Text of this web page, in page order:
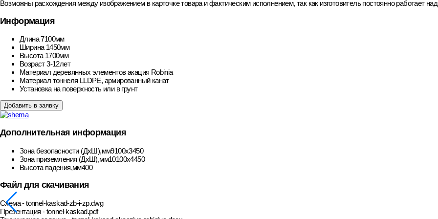
Возможны расхождения между изображением в карточке товара и фактическим исполнением, так как изготовитель постоянно работает
Информация
Длина 7100мм
Ширина 1450мм
Высота 1700мм
Возраст 3-12лет
Материал деревянных элементов акация Robinia
Материал тоннеля LLDPE, армированный канат
Установка на поверхность или в грунт
Добавить в заявку
Дополнительная информация
Зона безопасности (ДхШ),мм9100х3450
Зона приземления (ДхШ),мм10100х4450
Высота падения,мм400
Файл для скачивания
Схема - tonnel-kaskad-zb-i-zp.dwg
Презентация - tonnel-kaskad.pdf